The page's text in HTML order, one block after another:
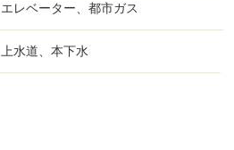
エレベーター、都市ガス
上水道、本下水